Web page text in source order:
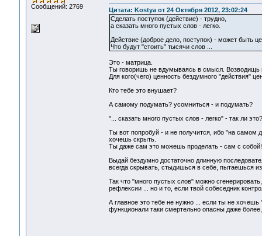
Сообщений: 2769
Цитата: Kostya от 24 Октября 2012, 23:02:24
Сделать поступок (действие) - трудно,
а сказать много пустых слов - легко.
Действие (доброе дело, поступок) - может быть
Что будут "стоить" тысячи слов ...
Это - матрица.
Ты говоришь не вдумываясь в смысл.
Для кого(чего) ценность бездумного "действия"
Кто тебе это внушает?
А самому подумать? усомниться - и подумать?
"... сказать много пустых слов - легко" - так ли это?
Ты вот попробуй - и не получится, ибо "на самом
хочешь скрыть.
Ты даже сам это можешь проделать - сам с
Выдай бездумно достаточно длинную
всегда скрывать, стыдишься в себе, пытаешься
Так что "много пустых слов" можно
рефлексии ... но и то, если твой собеседник
А главное это тебе не нужно ... если ты не
функционали таки смертельно опасны даже